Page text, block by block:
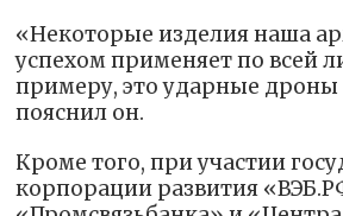
«Некоторые изделия наша
успехом применяет по всей
примеру, это ударные
пояснил он.
Кроме того, при участии
корпорации развития